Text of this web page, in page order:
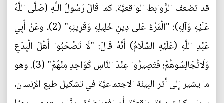
قد تضعف الرَّوابط الواقعيَّة. كما قَالَ رَسُولُ اللَّهِ (صَلَّى اللَّهُ
عَلَيْهِ وَآلِهِ): "الْمَرْءُ عَلى دِينِ خَلِيلِهِ وَقَرِينِهِ" (2)، وعَنْ أَبِي
عَبْدِ اللَّهِ (عَلَيْهِ السَّلَامُ) أَنَّهُ قَالَ: "لَا تَصْحَبُوا أَهْلَ الْبِدَعِ
وَلَاتُجَالِسُوهُمْ؛ فَتَصِيرُوا عِنْدَ النَّاسِ كَوَاحِدٍ مِنْهُمْ" (3). وهو
ما يشير إلى أثر البيئة الاجتماعيَّة في تشكيل طبع الإنسان،